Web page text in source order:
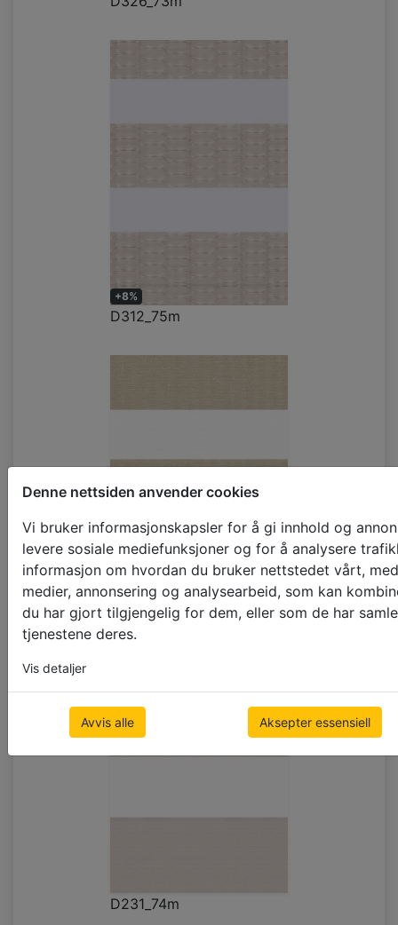
Denne nettsiden anvender cookies
Vi bruker informasjonskapsler for å gi innhold og
levere sosiale mediefunksjoner og for å analysere
informasjon om hvordan du bruker nettstedet vårt,
medier, annonsering og analysearbeid, som kan
du har gjort tilgjengelig for dem, eller som de har
tjenestene deres.
Vis detaljer
Avvis alle Aksepter essensiell
+8%
D312_75m
D225_73m_ST (SU_23)
D231_74m